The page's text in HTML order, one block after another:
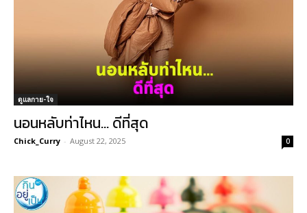
ดูแลกาย-ใจ
นอนหลับท่าไหน… ดีที่สุด
Chick_Curry - August 22, 2025 0